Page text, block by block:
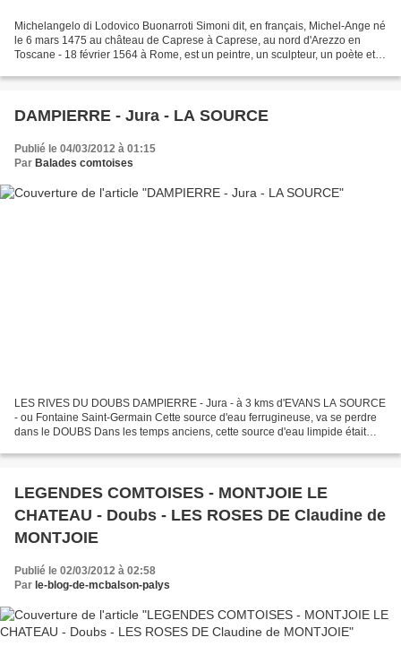
Michelangelo di Lodovico Buonarroti Simoni dit, en français, Michel-Ange né
le 6 mars 1475 au château de Caprese à Caprese, au nord d'Arezzo en
Toscane - 18 février 1564 à Rome, est un peintre, un sculpteur, un poète et
DAMPIERRE - Jura - LA SOURCE
Publié le 04/03/2012 à 01:15
Par Balades comtoises
LES RIVES DU DOUBS DAMPIERRE - Jura - à 3 kms d'EVANS LA SOURCE
- ou Fontaine Saint-Germain Cette source d'eau ferrugineuse, va se perdre
dans le DOUBS Dans les temps anciens, cette source d'eau limpide était
LEGENDES COMTOISES - MONTJOIE LE
CHATEAU - Doubs - LES ROSES DE Claudine de
MONTJOIE
Publié le 02/03/2012 à 02:58
Par le-blog-de-mcbalson-palys